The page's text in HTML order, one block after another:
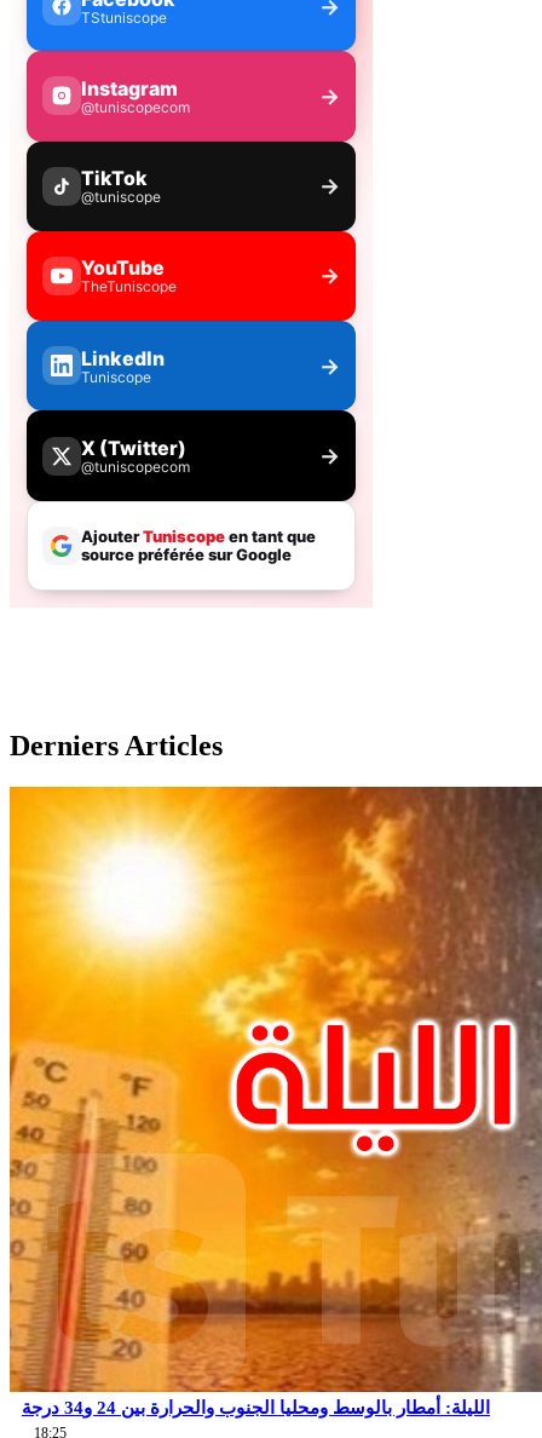
Derniers Articles
الليلة: أمطار بالوسط ومحليا الجنوب والحرارة بين 24 و34 درجة
18:25